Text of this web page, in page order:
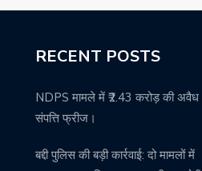
RECENT POSTS
NDPS मामले में ₹2.43 करोड़ की अवैध
संपत्ति फ्रीज।
बद्दी पुलिस की बड़ी कार्रवाई: दो मामलों में